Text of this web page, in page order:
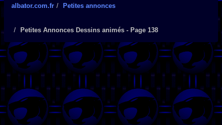
albator.com.fr Petites annonces
Petites Annonces Dessins animés - Page 138